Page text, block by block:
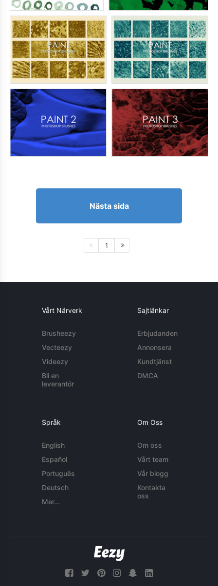
Nästa sida
1
Vårt Närverk
Brusheezy
Vecteezy
Videezy
Bli en
leverantör
Sajtlänkar
Erbjudanden
Annonsera
Kundtjänst
DMCA
Språk
English
Español
Português
Deutsch
Mer...
Om Oss
Om oss
Vårt team
Vår blogg
Kontakta
oss